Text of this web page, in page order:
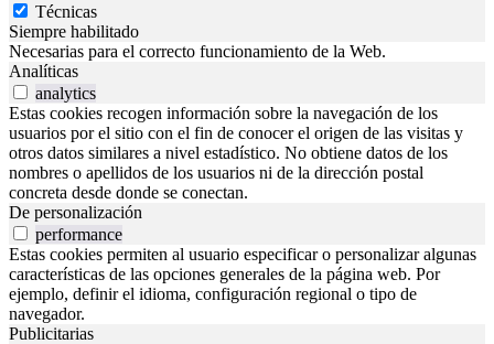
Técnicas
Siempre habilitado
Necesarias para el correcto funcionamiento de la Web.
Analíticas
analytics
Estas cookies recogen información sobre la navegación de los
usuarios por el sitio con el fin de conocer el origen de las visitas y
otros datos similares a nivel estadístico. No obtiene datos de los
nombres o apellidos de los usuarios ni de la dirección postal
concreta desde donde se conectan.
De personalización
performance
Estas cookies permiten al usuario especificar o personalizar algunas
características de las opciones generales de la página web. Por
ejemplo, definir el idioma, configuración regional o tipo de
navegador.
Publicitarias